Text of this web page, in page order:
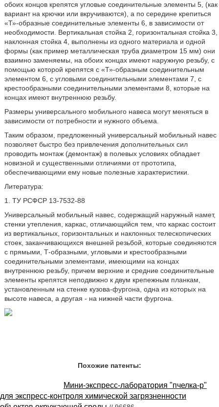
обоих концов крепятся угловые соединительные элементы 5, (как
вариант на крючки или вкручиваются), а по середине крепиться
«Т»-образные соединительные элементы 6, в зависимости от
необходимости. Вертикальная стойка 2, горизонтальная стойка 3,
наклонная стойка 4, выполнены из одного материала и одной
формы (как пример металлическая труба диаметром 15 мм) они
взаимно заменяемы, на обоих концах имеют наружную резьбу, с
помощью которой крепятся с «Т»-образным соединительным
элементом 6, с угловыми соединительными элементами 7, с
крестообразными соединительными элементами 8, которые на
концах имеют внутреннюю резьбу.
Размеры универсального мобильного навеса могут меняться в
зависимости от потребности и нужного объема.
Таким образом, предложенный универсальный мобильный навес
позволяет быстро без привлечения дополнительных сил
проводить монтаж (демонтаж) в полевых условиях обладает
новизной и существенными отличиями от прототипа,
обеспечивающими ему новые полезные характеристики.
Литература:
1. ТУ РСФСР 13-7532-88
Универсальный мобильный навес, содержащий наружный намет,
стенки утепления, каркас, отличающийся тем, что каркас состоит
из вертикальных, горизонтальных и наклонных телескопических
стоек, заканчивающихся внешней резьбой, которые соединяются
с прямыми, Т-образными, угловыми и крестообразными
соединительными элементами, имеющими на концах
внутреннюю резьбу, причем верхние и средние соединительные
элементы крепятся неподвижно к двум крепежным планкам,
установленным на стенке кузова-фургона, одна из которых на
высоте навеса, а другая - на нижней части фургона.
Похожие патенты:
Мини-экспресс-лаборатория "пчелка-р"
для экспресс-контроля химической загрязненности